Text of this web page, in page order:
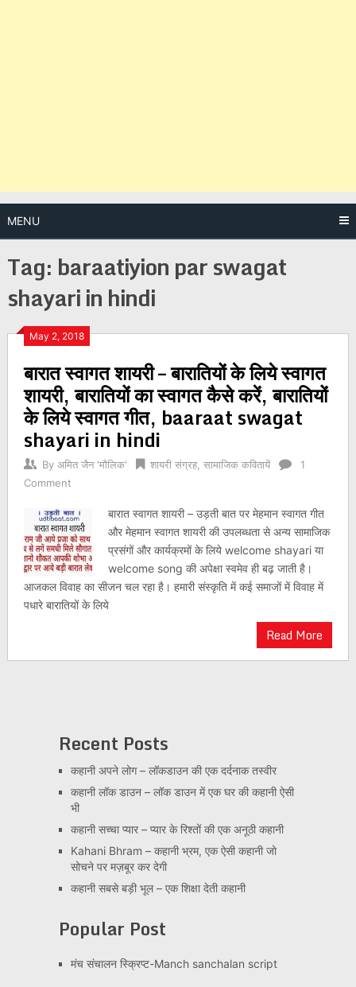
MENU
Tag: baraatiyion par swagat
shayari in hindi
May 2, 2018
बारात स्वागत शायरी – बारातियों के लिये स्वागत
शायरी, बारातियों का स्वागत कैसे करें, बारातियों
के लिये स्वागत गीत, baaraat swagat
shayari in hindi
By अमित जैन 'मौलिक' शायरी संग्रह, सामाजिक कवितायें
1
Comment
बारात स्वागत शायरी – उड़ती बात पर मेहमान स्वागत गीत
और मेहमान स्वागत शायरी की उपलब्धता से अन्य सामाजिक
प्रसंगों और कार्यक्रमों के लिये welcome shayari या
welcome song की अपेक्षा स्वमेव ही बढ़ जाती है।
आजकल विवाह का सीजन चल रहा है। हमारी संस्कृति में कई समाजों में विवाह में
पधारे बारातियों के लिये
Read More
Posts
navigation
Recent Posts
कहानी अपने लोग – लॉकडाउन की एक दर्दनाक तस्वीर
कहानी लॉक डाउन – लॉक डाउन में एक घर की कहानी ऐसी
भी
कहानी सच्चा प्यार – प्यार के रिश्तों की एक अनूठी कहानी
Kahani Bhram – कहानी भ्रम, एक ऐसी कहानी जो
सोचने पर मज़बूर कर देगी
कहानी सबसे बड़ी भूल – एक शिक्षा देती कहानी
Popular Post
मंच संचालन स्क्रिप्ट-Manch sanchalan script